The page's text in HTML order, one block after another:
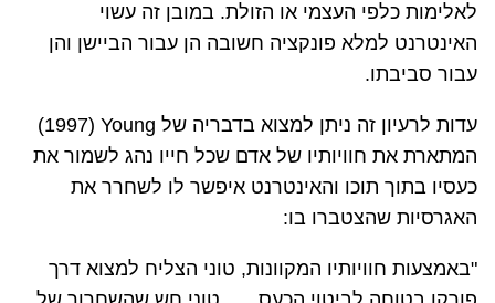
לאלימות כלפי העצמי או הזולת. במובן זה עשוי
האינטרנט למלא פונקציה חשובה הן עבור הביישן והן
עבור סביבתו.
עדות לרעיון זה ניתן למצוא בדבריה של Young
(
1997
)
המתארת את חוויותיו של אדם שכל חייו נהג לשמור את
כעסיו בתוך תוכו והאינטרנט איפשר לו לשחרר את
האגרסיות שהצטברו בו:
"באמצעות חוויותיו המקוונות, טוני הצליח למצוא דרך